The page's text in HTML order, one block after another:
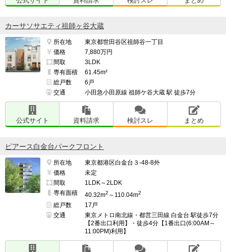
カーサソサエティ祖師ヶ谷大蔵
所在地
東京都世田谷区祖師谷一丁目
価格
7,880万円
間取
3LDK
専有面積
61.45m²
総戸数
6戸
交通
小田急小田原線 祖師ケ谷大蔵 駅 徒歩7分
公式サイト 資料請求 検討スレ まとめ
ピアース白金台パークフロント
所在地
東京都港区白金台３-48-8外
価格
未定
間取
1LDK～2LDK
専有面積
40.32m2 ～110.04m2
総戸数
17戸
交通
東京メトロ南北線・都営三田線 白金台 駅徒歩7分
【2番出口利用】・徒歩4分【1番出口(6:00AM～
11:00PM)利用】